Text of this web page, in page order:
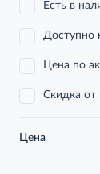
Есть в
Доступно
Цена по
Скидка от
Цена